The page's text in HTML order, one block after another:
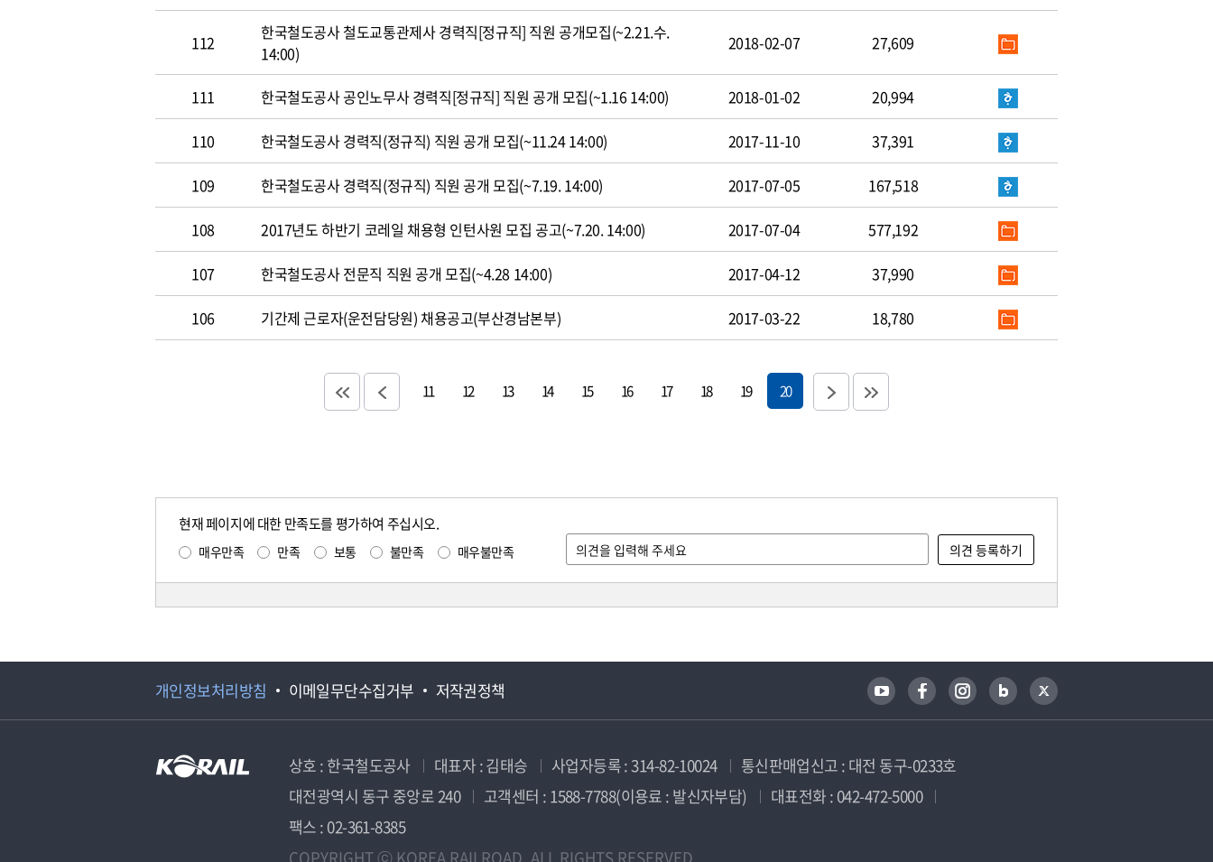
112
한국철도공사 철도교통관제사 경력직[정규직] 직원 공개모집(~2.21.수.
14:00)
2018-02-07 27,609
111 한국철도공사 공인노무사 경력직[정규직] 직원 공개 모집(~1.16 14:00) 2018-01-02 20,994
110 한국철도공사 경력직(정규직) 직원 공개 모집(~11.24 14:00) 2017-11-10 37,391
109 한국철도공사 경력직(정규직) 직원 공개 모집(~7.19. 14:00) 2017-07-05 167,518
108 2017년도 하반기 코레일 채용형 인턴사원 모집 공고(~7.20. 14:00) 2017-07-04 577,192
107 한국철도공사 전문직 직원 공개 모집(~4.28 14:00) 2017-04-12 37,990
106 기간제 근로자(운전담당원) 채용공고(부산경남본부) 2017-03-22 18,780
11 12 13 14 15 16 17 18 19 20
현재 페이지에 대한 만족도를 평가하여 주십시오.
매우만족 만족 보통 불만족 매우불만족
개인정보처리방침 이메일무단수집거부 저작권정책
상호 : 한국철도공사 대표자 : 김태승 사업자등록 : 314-82-10024
통신판매업신고 : 대전 동구-0233호
대전광역시 동구 중앙로 240
고객센터 : 1588-7788(이용료 : 발신자부담)
대표전화 : 042-472-5000
팩스 : 02-361-8385
COPYRIGHT ⓒ KOREA RAILROAD. ALL RIGHTS RESERVED.